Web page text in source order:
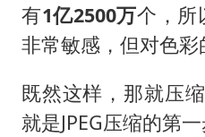
有1亿2500万个，所
非常敏感，但对色彩
既然这样，那就压
就是JPEG压缩的第一